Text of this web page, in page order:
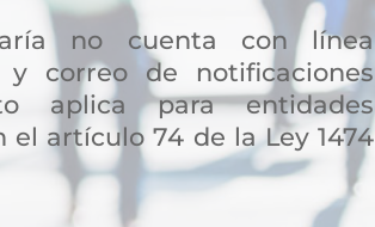
no cuenta con línea
y correo de notificaciones
aplica para entidades
el artículo 74 de la Ley 1474
facilitar otros trámites y